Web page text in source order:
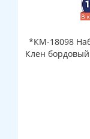
*КМ-18098
Клен